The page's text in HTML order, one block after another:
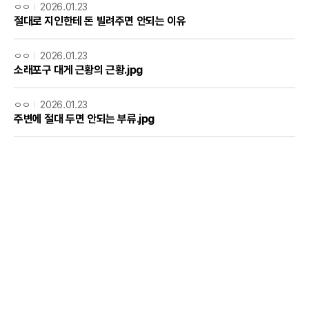
ㅇㅇ 2026.01.23
절대로 지인한테 돈 빌려주면 안되는 이유
ㅇㅇ 2026.01.23
소래포구 대게 근황의 근황.jpg
ㅇㅇ 2026.01.23
주변에 절대 두면 안되는 부류.jpg